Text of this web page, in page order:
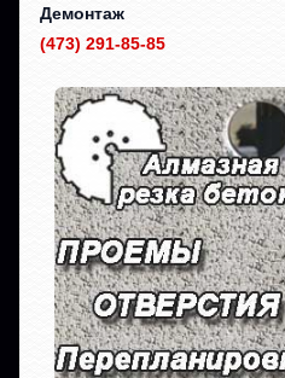
Демонтаж
(473) 291-85-85